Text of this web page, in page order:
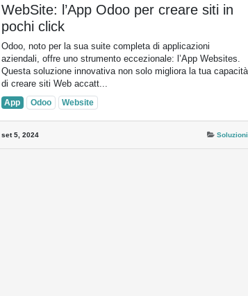
WebSite: l’App Odoo per creare siti
in pochi click
Odoo, noto per la sua suite completa di applicazioni
aziendali, offre uno strumento eccezionale: l’App
Websites. Questa soluzione innovativa non solo
migliora la tua capacità di creare siti Web accatt...
App Odoo Website
set 5, 2024 Soluzioni